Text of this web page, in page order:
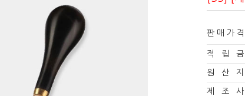
판 매 가 격
적 립 금
원 산 지
제 조 사